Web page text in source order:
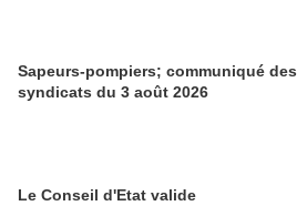
Sapeurs-pompiers; communiqué des
syndicats du 3 août 2026
Le Conseil d'Etat valide